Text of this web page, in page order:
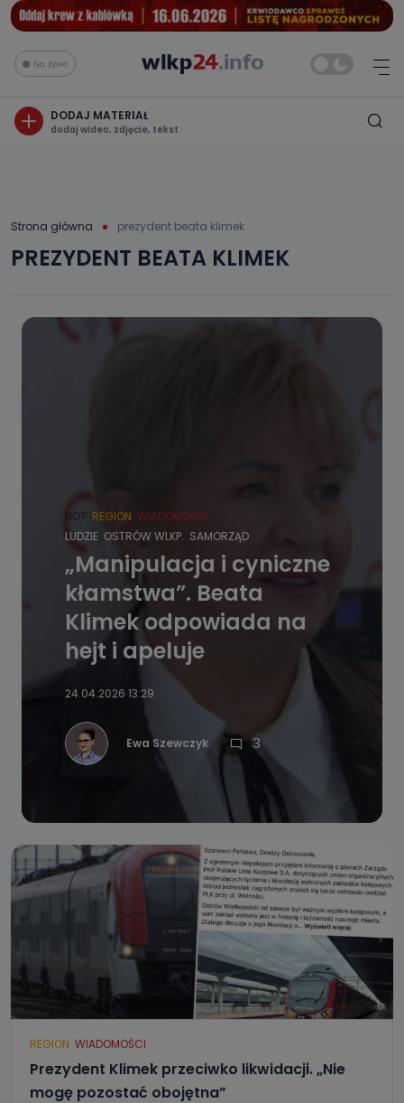
Na żywo
DODAJ MATERIAŁ
dodaj wideo, zdjęcie, tekst
Strona główna prezydent beata klimek
PREZYDENT BEATA KLIMEK
HOT REGION WIADOMOŚCI
LUDZIE OSTRÓW WLKP. SAMORZĄD
„Manipulacja i cyniczne
kłamstwa”. Beata
Klimek odpowiada na
hejt i apeluje
24.04.2026 13:29
Ewa Szewczyk 3
REGION WIADOMOŚCI
Prezydent Klimek przeciwko likwidacji. „Nie
mogę pozostać obojętna”